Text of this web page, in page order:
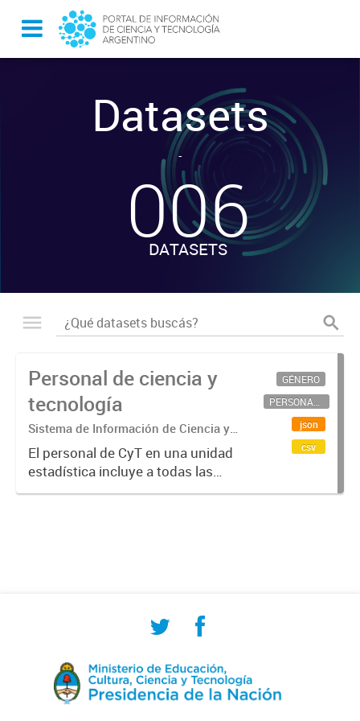
Datasets
-
006
DATASETS
Personal de ciencia y
tecnología
Sistema de Información de Ciencia y
Tecnología Argentino (SICYTAR)
El personal de CyT en una unidad
estadística incluye a todas las
personas involucradas
GÉNERO
PERSONAL CIENTÍFICO-TECNOLÓGICO
json
csv